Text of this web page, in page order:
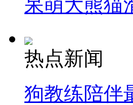
呆萌大熊猫
热点新闻
狗教练陪伴